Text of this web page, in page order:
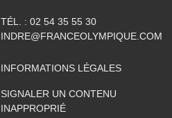
TÉL. : 02 54 35 55 30
INDRE@FRANCEOLYMPIQUE.COM
INFORMATIONS LÉGALES
SIGNALER UN CONTENU
INAPPROPRIÉ